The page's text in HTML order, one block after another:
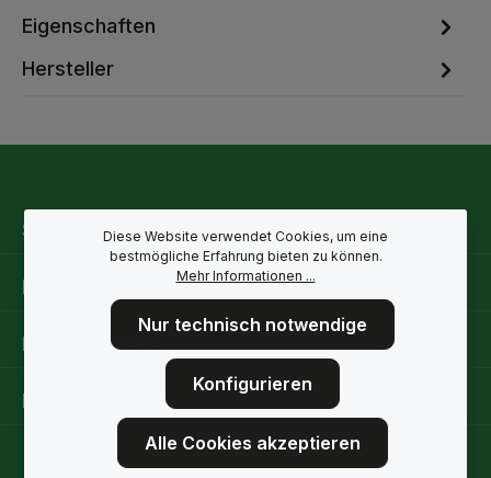
Eigenschaften
Hersteller
Service-Hotline
Rechtliche Hinweise
Informationen
Folge uns
Diese Website verwendet Cookies, um eine
bestmögliche Erfahrung bieten zu können.
Mehr Informationen ...
Nur technisch notwendige
Konfigurieren
Alle Cookies akzeptieren